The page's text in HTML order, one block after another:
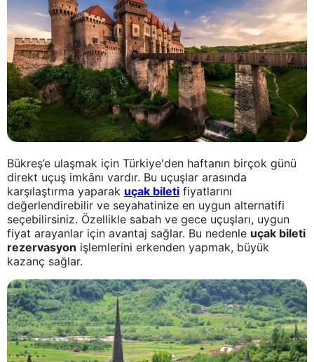
Bükreş’e ulaşmak için Türkiye'den haftanın birçok günü
direkt uçuş imkânı vardır. Bu uçuşlar arasında
karşılaştırma yaparak uçak bileti fiyatlarını
değerlendirebilir ve seyahatinize en uygun alternatifi
seçebilirsiniz. Özellikle sabah ve gece uçuşları, uygun
fiyat arayanlar için avantaj sağlar. Bu nedenle uçak bileti
rezervasyon işlemlerini erkenden yapmak, büyük
kazanç sağlar.